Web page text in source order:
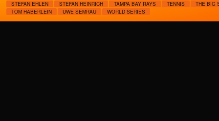
STEFAN EHLEN
STEFAN HEINRICH TAMPA BAY RAYS TENNIS
THE BIG
TOM HÄBERLEIN
UWE SEMRAU WORLD SERIES